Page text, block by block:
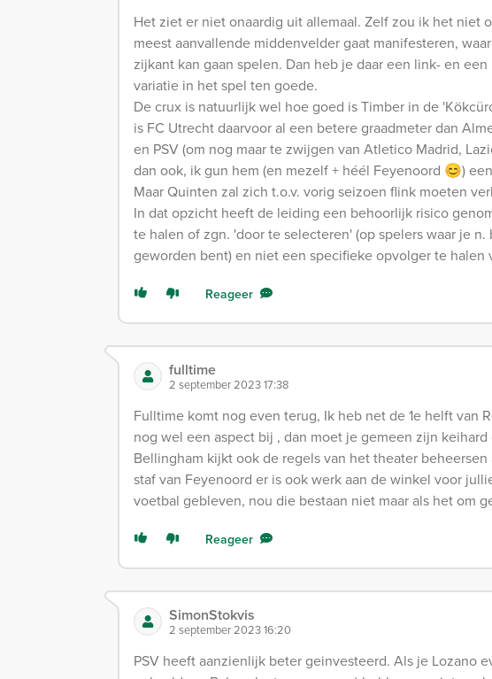
Het ziet er niet onaardig uit allemaal. Zelf zou ik het niet
meest aanvallende middenvelder gaat manifesteren,
zijkant kan gaan spelen. Dan heb je daar een link- en
variatie in het spel ten goede.
De crux is natuurlijk wel hoe goed is Timber in de
is FC Utrecht daarvoor al een betere graadmeter dan
en PSV (om nog maar te zwijgen van Atletico Madrid,
dan ook, ik gun hem (en mezelf + héél Feyenoord 😊)
Maar Quinten zal zich t.o.v. vorig seizoen flink moeten
In dat opzicht heeft de leiding een behoorlijk risico
te halen of zgn. 'door te selecteren' (op spelers waar je
geworden bent) en niet een specifieke opvolger te halen
Reageer
fulltime
2 september 2023 17:38
Fulltime komt nog even terug, Ik heb net de 1e helft van
nog wel een aspect bij , dan moet je gemeen zijn
Bellingham kijkt ook de regels van het theater
staf van Feyenoord er is ook werk aan de winkel voor
voetbal gebleven, nou die bestaan niet maar als het om
Reageer
SimonStokvis
2 september 2023 16:20
PSV heeft aanzienlijk beter geinvesteerd. Als je Lozano